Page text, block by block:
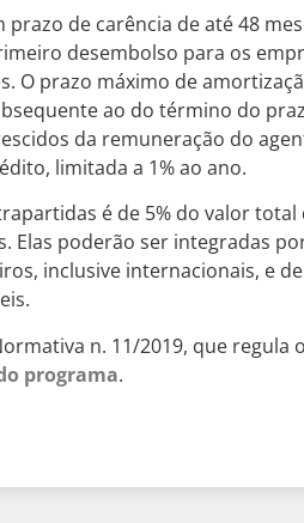
de carência de até 48
desembolso para os
O prazo máximo de
ao do término do
da remuneração do
limitada a 1% ao ano.
é de 5% do valor
Elas poderão ser integradas
inclusive internacionais, e
n. 11/2019, que regula
programa.